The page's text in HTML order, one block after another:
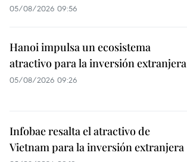
05/08/2026 09:56
Hanoi impulsa un ecosistema
atractivo para la inversión extranjera
05/08/2026 09:26
Infobae resalta el atractivo de
Vietnam para la inversión extranjera